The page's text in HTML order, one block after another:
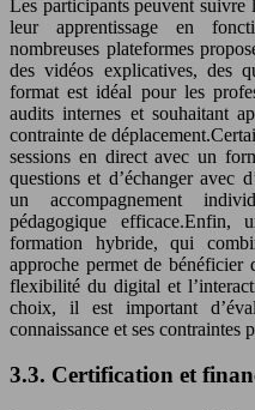
Les participants peuvent suivre
leur apprentissage en
nombreuses plateformes
des vidéos explicatives, des
format est idéal pour les
audits internes et souhaitant
contrainte de
sessions en direct avec un
questions et d’échanger avec
un accompagnement
pédagogique efficace.Enfin,
formation hybride, qui
approche permet de bénéficier
flexibilité du digital et
choix, il est important
connaissance et ses contraintes
3.3. Certification et